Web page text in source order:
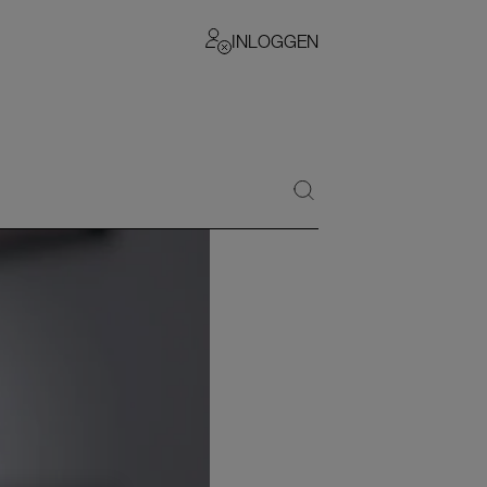
INLOGGEN